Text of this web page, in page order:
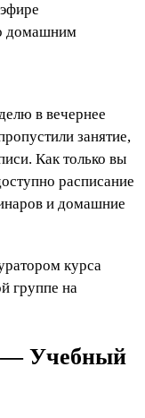
домашним
в вечернее
занятие,
Как только вы
расписание
и домашние
курса
группе на
— Учебный